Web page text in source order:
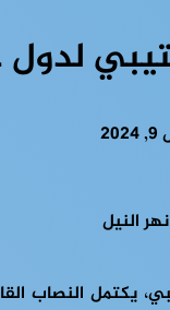
يكتمل النصاب